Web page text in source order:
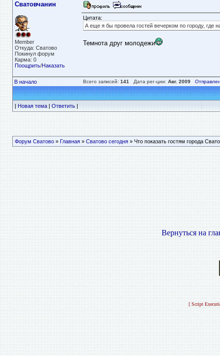
Сватовчанин
Member
Откуда: Сватово
Покинул форум
Карма: 0
Поощрить/Наказать
Цитата:
А еще я бы провела гостей вечерком по городу, где
Темнота друг молодежи
В начало Всего записей: 141 Дата рег-ции: Авг. 2009
|Новая тема|Ответить|
Форум Сватово» Главная» Сватово сегодня» Что показать гостям города
Вернуться на
[ Script